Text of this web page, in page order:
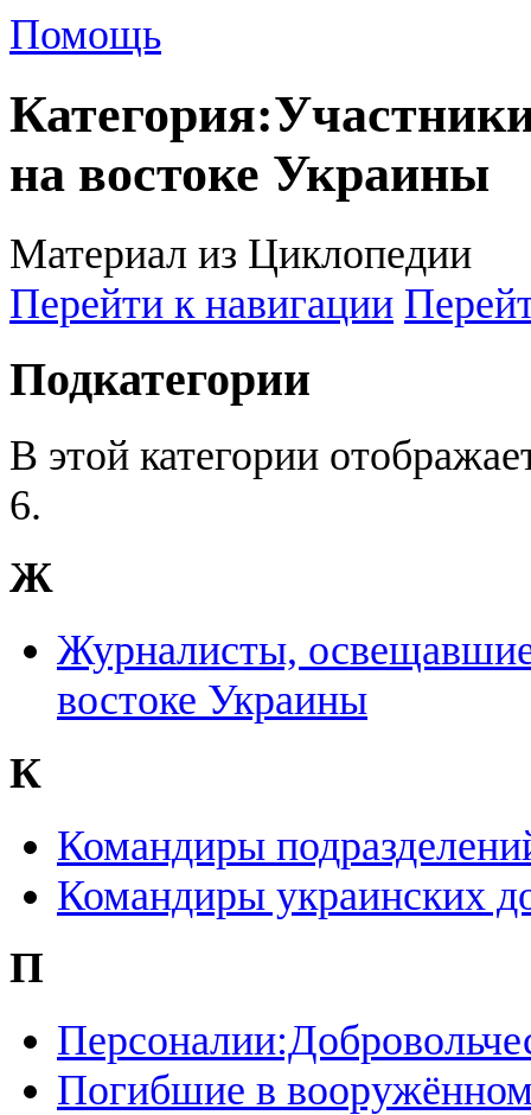
Помощь
Категория:
на востоке Украины
Материал из Циклопедии
Перейти к навигации
Подкатегории
В этой категории
6.
Ж
Журналисты,
востоке Украины
К
Командиры
Командиры украинских
П
Погибшие в